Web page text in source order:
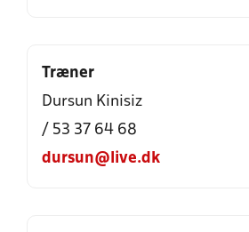
Træner
Dursun Kinisiz
/ 53 37 64 68
dursun@live.dk